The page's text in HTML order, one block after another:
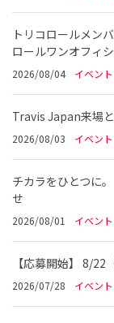
トリコロールメン
ロールワンオフィ
2026/08/04 イベント
Travis Japan来場
2026/08/03 イベント
チカラをひとつに
せ
2026/08/01 イベント
【応募開始】 8/
2026/07/28 イベント